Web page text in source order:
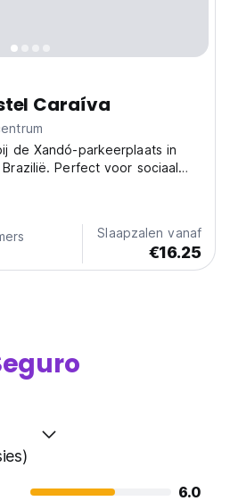
Caraíva
de Xandó-parkeerplaats in
Perfect voor sociaal
translated from original
Slaapzalen vanaf
€16.25
6.0